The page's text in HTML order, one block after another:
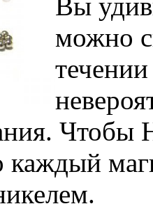
можно
Чтобы
каждый